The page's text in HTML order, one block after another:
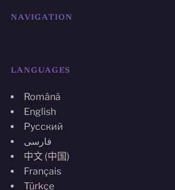
NAVIGATION
LANGUAGES
Română
English
Русский
فارسی
中文 (中国)
Français
Türkçe